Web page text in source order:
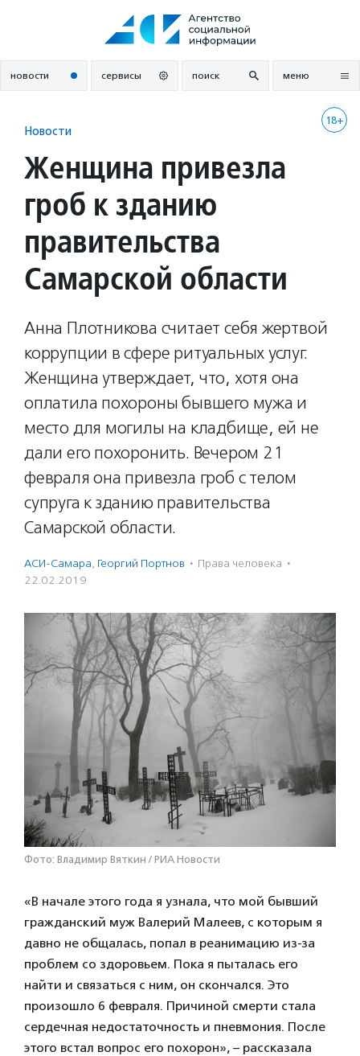
новости сервисы поиск меню
18+
Новости
Женщина привезла
гроб к зданию
правительства
Самарской области
Анна Плотникова считает себя жертвой
коррупции в сфере ритуальных услуг.
Женщина утверждает, что, хотя она
оплатила похороны бывшего мужа и
место для могилы на кладбище, ей не
дали его похоронить. Вечером 21
февраля она привезла гроб с телом
супруга к зданию правительства
Самарской области.
АСИ-Самара, Георгий Портнов · Права человека ·
22.02.2019
Фото: Владимир Вяткин / РИА Новости
«В начале этого года я узнала, что мой бывший
гражданский муж Валерий Малеев, с которым я
давно не общалась, попал в реанимацию из-за
проблем со здоровьем. Пока я пыталась его
найти и связаться с ним, он скончался. Это
произошло 6 февраля. Причиной смерти стала
сердечная недостаточность и пневмония. После
этого встал вопрос его похорон», – рассказала